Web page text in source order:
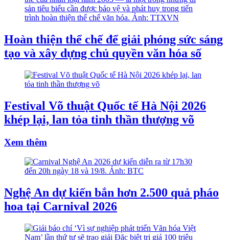
Hoàn thiện thể chế để giải phóng sức sáng
tạo và xây dựng chủ quyền văn hóa số
Festival Võ thuật Quốc tế Hà Nội 2026
khép lại, lan tỏa tinh thần thượng võ
Xem thêm
Nghệ An dự kiến bắn hơn 2.500 quả pháo
hoa tại Carnival 2026